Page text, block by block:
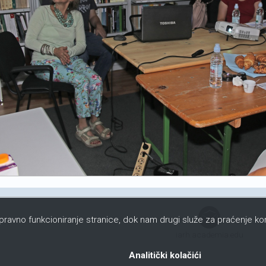
funkcioniranje stranice, dok nam drugi služe za praćenje
Analitički kolačići